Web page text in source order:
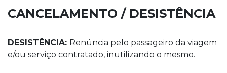
CANCELAMENTO / DESISTÊNCIA
DESISTÊNCIA: Renúncia pelo passageiro da viagem
e/ou serviço contratado, inutilizando o mesmo.